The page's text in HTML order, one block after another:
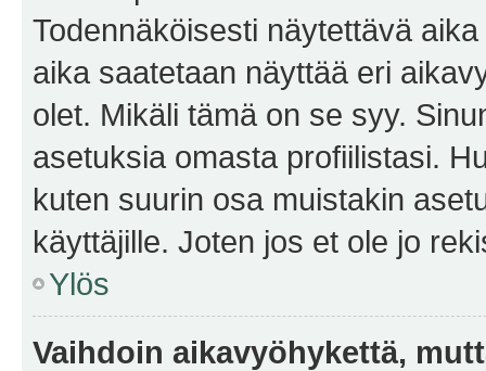
Todennäköisesti näytettävä
aika saatetaan näyttää eri
olet. Mikäli tämä on se syy.
asetuksia omasta profiilistasi.
kuten suurin osa muistakin
käyttäjille. Joten jos et ole jo
Ylös
Vaihdoin aikavyöhykettä,